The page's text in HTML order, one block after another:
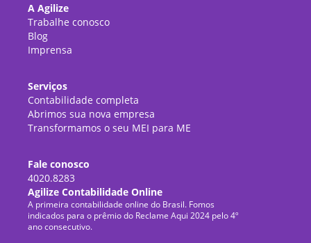
A Agilize
Trabalhe conosco
Blog
Imprensa
Serviços
Contabilidade completa
Abrimos sua nova empresa
Transformamos o seu MEI para ME
Fale conosco
4020.8283
Agilize Contabilidade Online
A primeira contabilidade online do Brasil. Fomos
indicados para o prêmio do Reclame Aqui 2024 pelo 4º
ano consecutivo.